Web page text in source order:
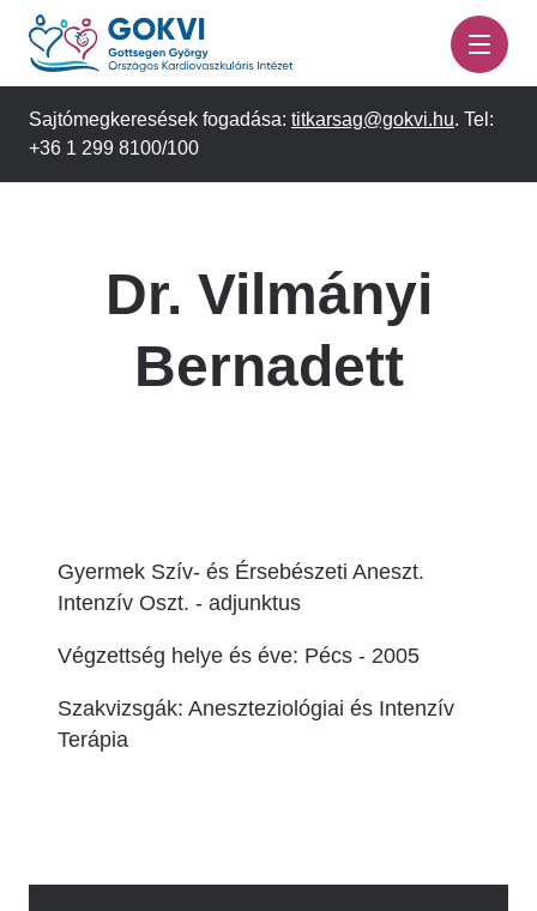
Ugrás
tartalomra
Sajtómegkeresések fogadása: titkarsag@gokvi.hu. Tel:
+36 1 299 8100/100
Dr. Vilmányi
Bernadett
Gyermek Szív- és Érsebészeti Aneszt.
Intenzív Oszt. - adjunktus
Végzettség helye és éve: Pécs - 2005
Szakvizsgák: Aneszteziológiai és Intenzív
Terápia